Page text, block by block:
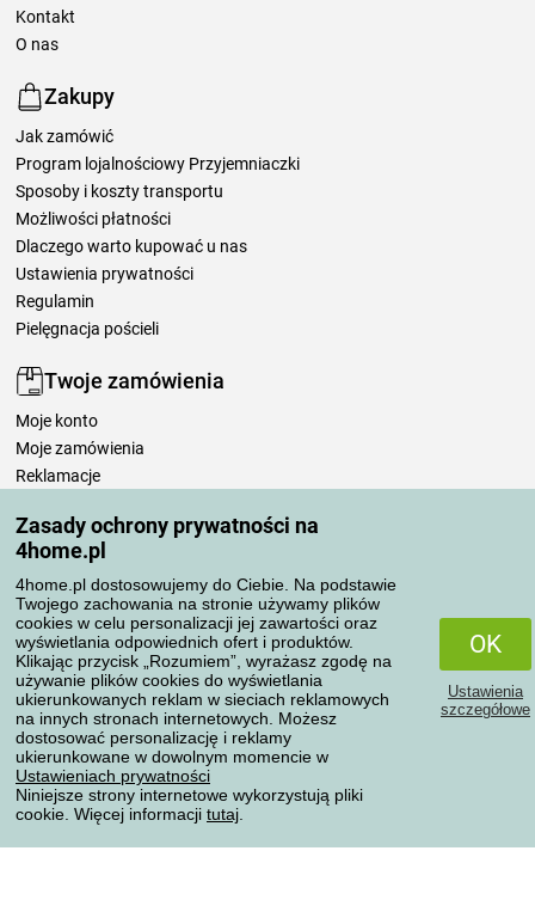
Zasady ochrony prywatności na
4home.pl
4home.pl dostosowujemy do Ciebie. Na podstawie
Twojego zachowania na stronie używamy plików
cookies w celu personalizacji jej zawartości oraz
wyświetlania odpowiednich ofert i produktów.
Klikając przycisk „Rozumiem”, wyrażasz zgodę na
używanie plików cookies do wyświetlania
ukierunkowanych reklam w sieciach reklamowych
na innych stronach internetowych. Możesz
dostosować personalizację i reklamy
ukierunkowane w dowolnym momencie w
Ustawieniach prywatności
Niniejsze strony internetowe wykorzystują pliki
cookie. Więcej informacji tutaj
OK
Ustawienia
szczegółowe
Kontakt
O nas
Zakupy
Jak zamówić
Program lojalnościowy Przyjemniaczki
Sposoby i koszty transportu
Możliwości płatności
Dlaczego warto kupować u nas
Ustawienia prywatności
Regulamin
Pielęgnacja pościeli
Twoje zamówienia
Moje konto
Moje zamówienia
Reklamacje
Zasady przetwarzania recenzji
Sposoby transportu
Metody płatności
Niezawodny sklep